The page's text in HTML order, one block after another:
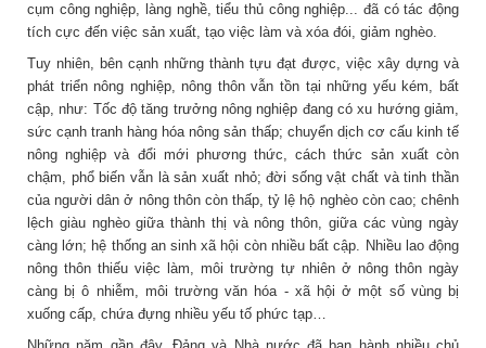
cụm công nghiệp, làng nghề, tiểu thủ công nghiệp... đã có tác động
tích cực đến việc sản xuất, tạo việc làm và xóa đói, giảm nghèo.
Tuy nhiên, bên cạnh những thành tựu đạt được, việc xây dựng và
phát triển nông nghiệp, nông thôn vẫn tồn tại những yếu kém, bất
cập, như: Tốc độ tăng trưởng nông nghiệp đang có xu hướng giảm,
sức cạnh tranh hàng hóa nông sản thấp; chuyển dịch cơ cấu kinh tế
nông nghiệp và đổi mới phương thức, cách thức sản xuất còn
chậm, phổ biến vẫn là sản xuất nhỏ; đời sống vật chất và tinh thần
của người dân ở nông thôn còn thấp, tỷ lệ hộ nghèo còn cao; chênh
lệch giàu nghèo giữa thành thị và nông thôn, giữa các vùng ngày
càng lớn; hệ thống an sinh xã hội còn nhiều bất cập. Nhiều lao động
nông thôn thiếu việc làm, môi trường tự nhiên ở nông thôn ngày
càng bị ô nhiễm, môi trường văn hóa - xã hội ở một số vùng bị
xuống cấp, chứa đựng nhiều yếu tố phức tạp…